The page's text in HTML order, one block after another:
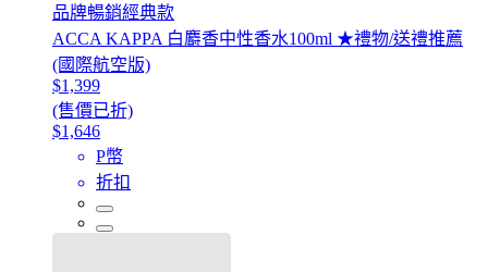
品牌暢銷經典款
ACCA KAPPA 白麝香中性香水100ml ★禮物/送禮推薦
(國際航空版)
$1,399
(售價已折)
$1,646
P幣
折扣